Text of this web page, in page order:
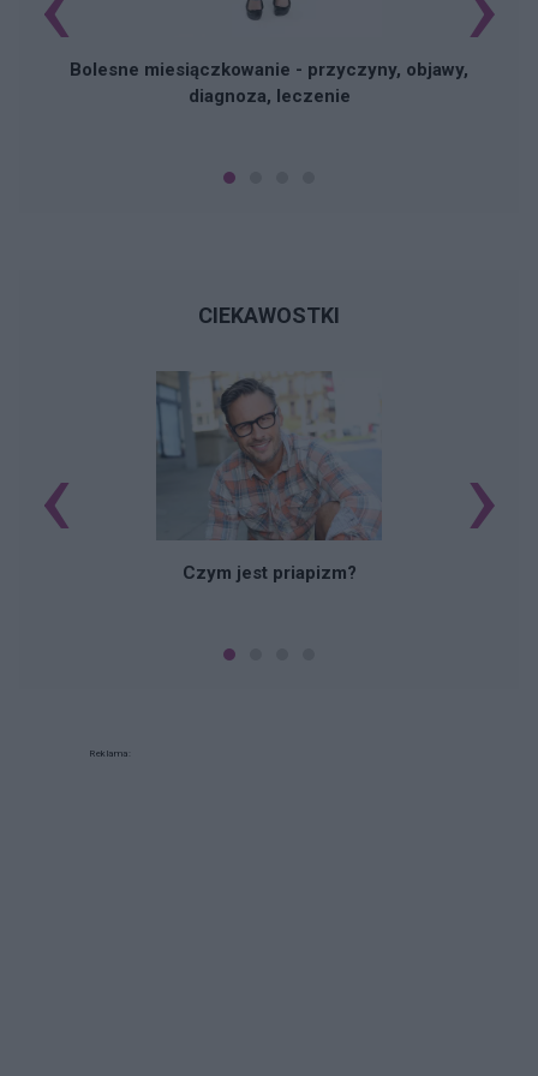
Bolesne miesiączkowanie - przyczyny, objawy,
diagnoza, leczenie
CIEKAWOSTKI
Czym jest priapizm?
‹ ›
Reklama: